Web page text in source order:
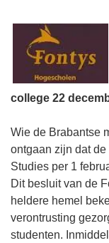
college 22
Wie de Brabantse
ontgaan zijn dat
Studies per 1
Dit besluit van de
heldere hemel
verontrusting
studenten.